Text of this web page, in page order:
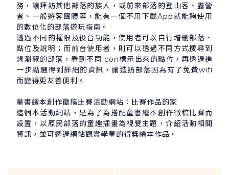
務，讓拜訪其他部落的族人，或前來部落的登山客、露營
者、一般遊客團體等，能有一個不用下載App就能夠使用
的數位化的部落遊玩指南。
透過不同的權限及後台功能，使用者可以自行增刪部落、
點位及說明；而前台使用者，則可以透過不同方式搜尋到
想瀏覽的部落，看到不同icon標示出來的點位，再透過進
一步點選得到詳細的資訊，讓造訪部落因為有了免費wifi
而變得更友善便利。
童書繪本創作徵稿比賽活動網站：比賽作品的家
這個本活動網站，是為了為搭配童書繪本創作徵稿比賽而
設置，以原民部落的童趣插畫為視覺主題，介紹活動相關
資訊，並可透過網站觀賞學童的得獎繪本作品。